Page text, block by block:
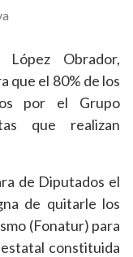
Obrador,
que el 80% de los
por el Grupo
que realizan
de Diputados el
de quitarle los
(Fonatur) para
constituida